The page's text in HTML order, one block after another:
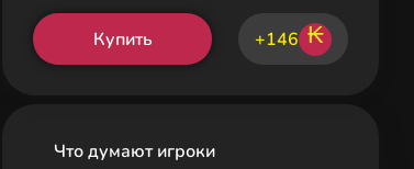
Купить +146 ₭
Что думают игроки